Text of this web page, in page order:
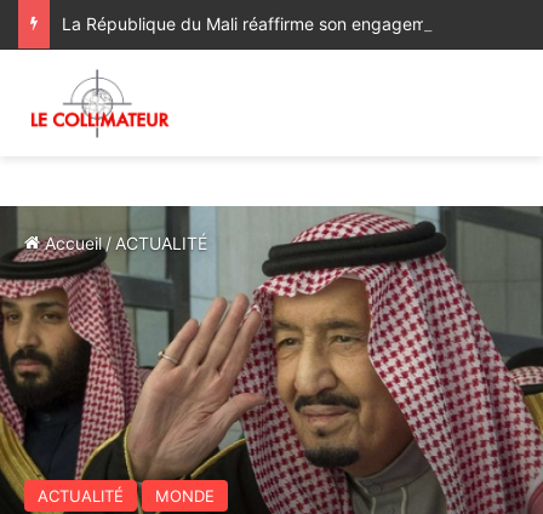
Accueil / ACTUALITÉ
ACTUALITÉ MONDE